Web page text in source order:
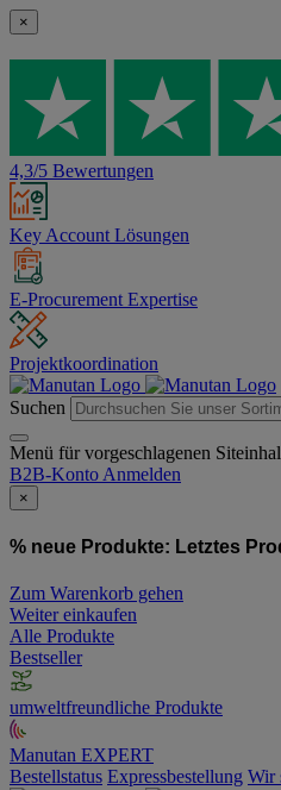
×
4,3/5 Bewertungen
Key Account Lösungen
E-Procurement Expertise
Projektkoordination
Suchen
Menü für vorgeschlagenen
B2B-Konto Anmelden
×
% neue Produkte: Letztes
Zum Warenkorb gehen
Weiter einkaufen
Alle Produkte
Bestseller
umweltfreundliche Produkte
Manutan EXPERT
Bestellstatus Expressbestellung Wir